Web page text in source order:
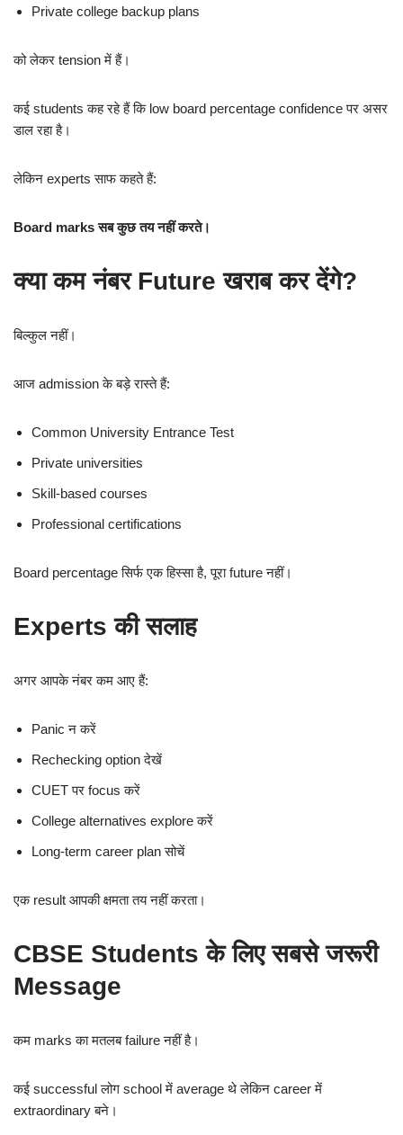
Private college backup plans
को लेकर tension में हैं।
कई students कह रहे हैं कि low board percentage confidence पर असर
डाल रहा है।
लेकिन experts साफ कहते हैं:
Board marks सब कुछ तय नहीं करते।
क्या कम नंबर Future खराब कर देंगे?
बिल्कुल नहीं।
आज admission के बड़े रास्ते हैं:
Common University Entrance Test
Private universities
Skill-based courses
Professional certifications
Board percentage सिर्फ एक हिस्सा है, पूरा future नहीं।
Experts की सलाह
अगर आपके नंबर कम आए हैं:
Panic न करें
Rechecking option देखें
CUET पर focus करें
College alternatives explore करें
Long-term career plan सोचें
एक result आपकी क्षमता तय नहीं करता।
CBSE Students के लिए सबसे जरूरी
Message
कम marks का मतलब failure नहीं है।
कई successful लोग school में average थे लेकिन career में
extraordinary बने।